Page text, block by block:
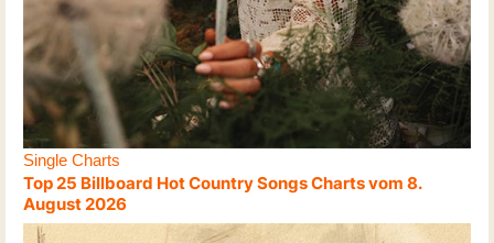
Single Charts
Top 25 Billboard Hot Country Songs Charts vom 8.
August 2026